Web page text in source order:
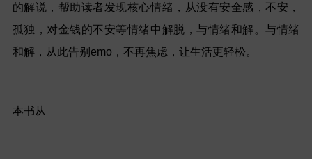
的解说，帮助读者发现核心情绪，从没有安全感，不安，
孤独，对金钱的不安等情绪中解脱，与情绪和解。与情绪
和解，从此告别emo，不再焦虑，让生活更轻松。
本书从